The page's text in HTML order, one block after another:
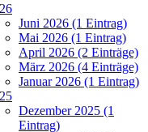
Juni 2026 (1 Eintrag)
Mai 2026 (1 Eintrag)
April 2026 (2 Einträge)
März 2026 (4 Einträge)
Januar 2026 (1 Eintrag)
Dezember 2025 (1
Eintrag)